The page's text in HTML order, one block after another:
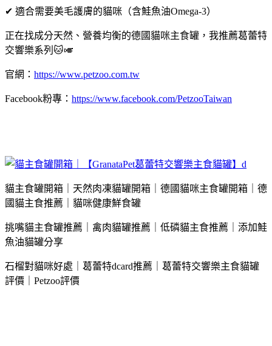
✔ 適合需要美毛護膚的貓咪（含鮭魚油Omega-3）
正在找成分天然、營養均衡的德國貓咪主食罐，我推薦葛蕾特
交響樂系列🐱🎺
官網： https://www.petzoo.com.tw
Facebook粉專： https://www.facebook.com/PetzooTaiwan
貓主食罐開箱｜天然肉凍貓罐開箱｜德國貓咪主食罐開箱｜德
國貓主食推薦｜貓咪健康鮮食罐
挑嘴貓主食罐推薦｜禽肉貓罐推薦｜低磷貓主食推薦｜添加鮭
魚油貓罐分享
石榴對貓咪好處｜葛蕾特dcard推薦｜葛蕾特交響樂主食貓罐
評價｜Petzoo評價